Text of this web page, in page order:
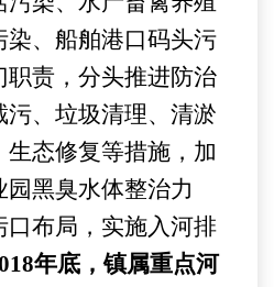
染、船舶港口码头污
职责，分头推进防治
污、垃圾清理、清淤
态修复等措施，加
园黑臭水体整治力
口布局，实施入河排
8年底，镇属重点河